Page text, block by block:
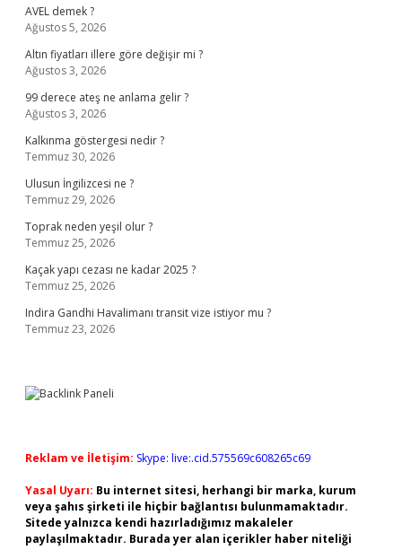
AVEL demek ?
Ağustos 5, 2026
Altın fiyatları illere göre değişir mi ?
Ağustos 3, 2026
99 derece ateş ne anlama gelir ?
Ağustos 3, 2026
Kalkınma göstergesi nedir ?
Temmuz 30, 2026
Ulusun İngilizcesi ne ?
Temmuz 29, 2026
Toprak neden yeşil olur ?
Temmuz 25, 2026
Kaçak yapı cezası ne kadar 2025 ?
Temmuz 25, 2026
Indira Gandhi Havalimanı transit vize istiyor mu ?
Temmuz 23, 2026
Reklam ve İletişim: Skype: live:.cid.575569c608265c69
Yasal Uyarı: Bu internet sitesi, herhangi bir marka, kurum
veya şahıs şirketi ile hiçbir bağlantısı bulunmamaktadır.
Sitede yalnızca kendi hazırladığımız makaleler
paylaşılmaktadır. Burada yer alan içerikler haber niteliği